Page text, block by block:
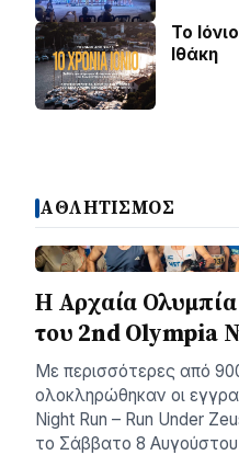
Το
Ιθάκη
ΑΘΛΗΤΙΣΜΟΣ
Η Αρχαία Ολυμπία
του 2nd Olympia
Με περισσότερες από
ολοκληρώθηκαν οι
Night Run – Run Under
το Σάββατο 8